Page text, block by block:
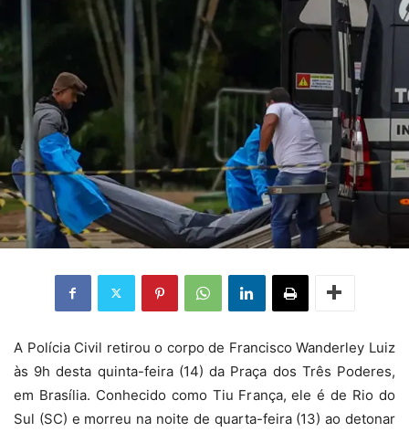
A Polícia Civil retirou o corpo de Francisco Wanderley Luiz
às 9h desta quinta-feira (14) da Praça dos Três Poderes,
em Brasília. Conhecido como Tiu França, ele é de Rio do
Sul (SC) e morreu na noite de quarta-feira (13) ao detonar